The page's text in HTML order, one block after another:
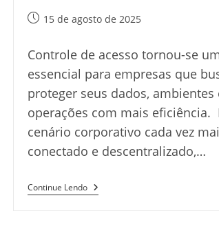
Post15 de agosto de 2025
Controle de acesso tornou-se
essencial para empresas que
proteger seus dados, ambientes
operações com mais eficiência.
cenário corporativo cada vez
conectado e descentralizado,…
Continue LendoControle
De